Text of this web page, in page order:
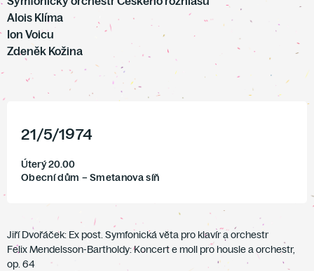
Alois Klíma
Ion Voicu
Zdeněk Kožina
21/5/1974
Úterý 20.00
Obecní dům – Smetanova síň
Jiří Dvořáček: Ex post. Symfonická věta pro klavír a orchestr
Felix Mendelsson-Bartholdy: Koncert e moll pro housle a orchestr,
op. 64